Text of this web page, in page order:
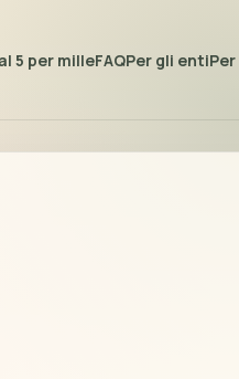
5 per milleFAQPer gli enti